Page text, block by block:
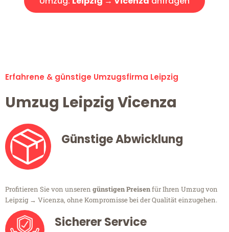
Erfahrene & günstige Umzugsfirma Leipzig
Umzug Leipzig Vicenza
Günstige Abwicklung
Profitieren Sie von unseren günstigen Preisenfür Ihren Umzug von
Leipzig → Vicenza, ohne Kompromisse bei der Qualität einzugehen.
Sicherer Service